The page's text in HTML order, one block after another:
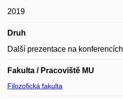
2019
Druh
Další prezentace na konferencích
Fakulta / Pracoviště MU
Filozofická fakulta